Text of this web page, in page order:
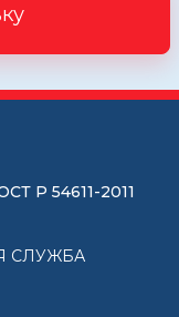
Р 54611-2011
СЛУЖБА